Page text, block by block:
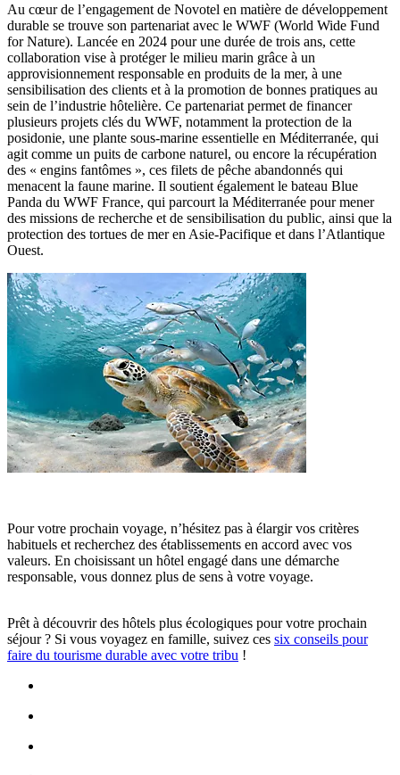
Au cœur de l’engagement de Novotel en matière de développement
durable se trouve son partenariat avec le WWF (World Wide Fund
for Nature). Lancée en 2024 pour une durée de trois ans, cette
collaboration vise à protéger le milieu marin grâce à un
approvisionnement responsable en produits de la mer, à une
sensibilisation des clients et à la promotion de bonnes pratiques au
sein de l’industrie hôtelière. Ce partenariat permet de financer
plusieurs projets clés du WWF, notamment la protection de la
posidonie, une plante sous-marine essentielle en Méditerranée, qui
agit comme un puits de carbone naturel, ou encore la récupération
des « engins fantômes », ces filets de pêche abandonnés qui
menacent la faune marine. Il soutient également le bateau Blue
Panda du WWF France, qui parcourt la Méditerranée pour mener
des missions de recherche et de sensibilisation du public, ainsi que la
protection des tortues de mer en Asie-Pacifique et dans l’Atlantique
Ouest.
Pour votre prochain voyage, n’hésitez pas à élargir vos critères
habituels et recherchez des établissements en accord avec vos
valeurs. En choisissant un hôtel engagé dans une démarche
responsable, vous donnez plus de sens à votre voyage.
Prêt à découvrir des hôtels plus écologiques pour votre prochain
séjour ? Si vous voyagez en famille, suivez ces six conseils pour
faire du tourisme durable avec votre tribu !